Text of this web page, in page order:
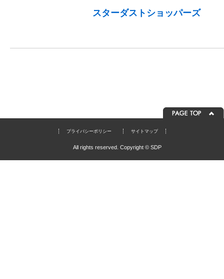
スターダストショッパーズ
プライバシーポリシー サイトマップ
All rights reserved. Copyright © SDP